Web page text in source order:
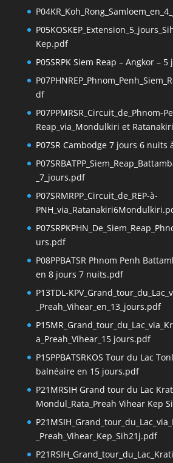
Kep.pdf
P05SRPK Siem Reap – Angkor –
df
P07PPMRSR_Circuit_de_Phnom-
Reap_via_Mondulkiri et
P07SR Cambodge 7 jours 6 nuits
_7_jours.pdf
P07SRMRPP_Circuit_de_REP-à-
urs.pdf
P08PPBATSR Phnom Penh
en 8 jours 7 nuits.pdf
P13TDL-
_Preah_Vihear_en_13_jours.pdf
a_Preah_Vihear_15 jours.pdf
P15PPBATSRKOS Tour du Lac
balnéaire en 15 jours.pdf
P21MRSIH Grand tour du Lac
Mondul_Rata_Preah Vihear Kep
_Preah_Vihear_Kep_Sih21j.pdf